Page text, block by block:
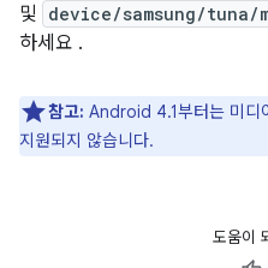
및 device/samsung/
하세요 .
참고: Android 4.1부터는 미디
지원되지 않습니다.
도움이